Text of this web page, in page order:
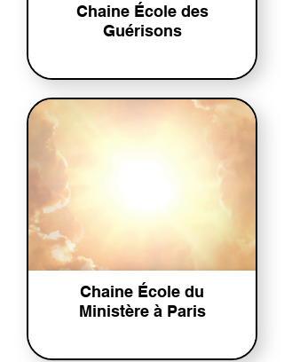
Chaine École des
Guérisons
Chaine École du
Ministère à Paris